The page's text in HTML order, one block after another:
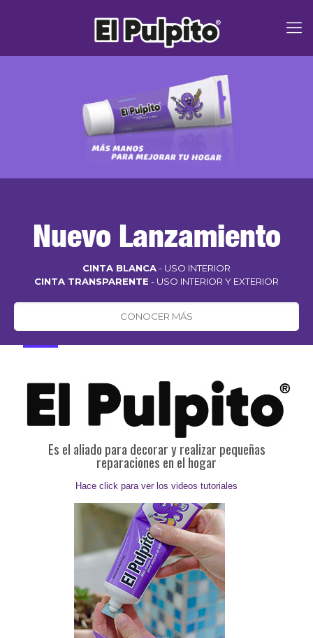
Nuevo Lanzamiento
CINTA BLANCA- USO INTERIOR
CINTA TRANSPARENTE - USO INTERIOR Y EXTERIOR
CONOCER MÁS
Es el aliado para decorar y realizar pequeñas
reparaciones en el hogar
Hace click para ver los videos tutoriales